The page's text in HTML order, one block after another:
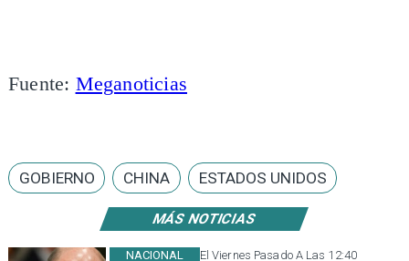
MÁS NOTICIAS
El Viernes Pasado A Las 12:40
NACIONAL
Fuente: Meganoticias
GOBIERNO CHINA ESTADOS UNIDOS